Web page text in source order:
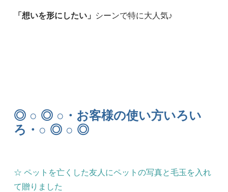
「想いを形にしたい」 シーンで特に大人気♪
◎ ○ ◎ ○・お客様の使い方いろい
ろ・○ ◎ ○ ◎
☆ ペットを亡くした友人にペットの写真と毛玉を入れ
て贈りました